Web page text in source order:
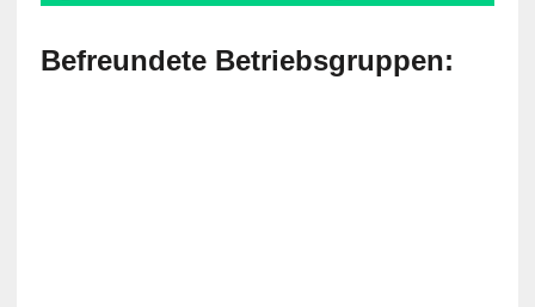
Befreundete Betriebsgruppen: